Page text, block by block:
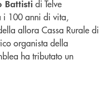
Battisti di Telve
i 100 anni di vita,
allora Cassa Rurale di
organista della
ha tributato un